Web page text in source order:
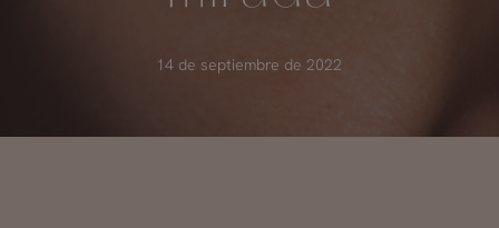
14 de septiembre de 2022